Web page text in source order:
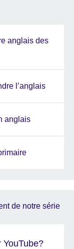
anglais des
l’anglais
anglais